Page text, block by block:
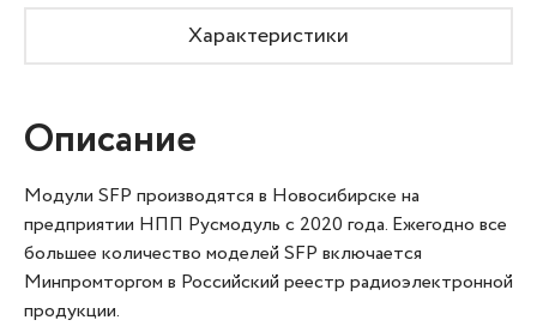
Характеристики
Описание
Модули SFP производятся в Новосибирске на
предприятии НПП Русмодуль с 2020 года. Ежегодно все
большее количество моделей SFP включается
Минпромторгом в Российский реестр радиоэлектронной
продукции.